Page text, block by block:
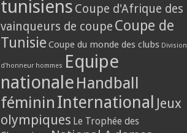
tunisiens Coupe d'Afrique des
vainqueurs de coupe Coupe de
Tunisie Coupe du monde des clubs Division
d'honneur hommes Equipe
nationale Handball
féminin International Jeux
olympiques Le Trophée des